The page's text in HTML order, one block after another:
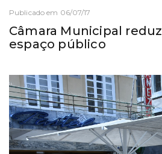
Publicado em 06/07/17
Câmara Municipal
espaço público